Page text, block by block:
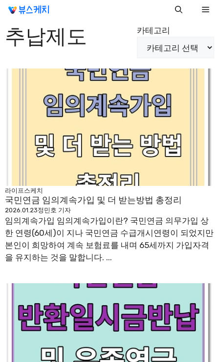
로
너
추납제도 카테고리
라이프스케치
국민연금 임의계속가입 및 더 받는방법 총정리
2026.01.23정민호 기자
임의계속가입 임의계속가입이란? 국민연금 의무가입 상
한 연령(60세)이 지나 국민연금 수급개시연령이 되었지만
본인이 희망하여 계속 보험료를 내며 65세까지 가입자격
을 유지하는 것을 말합니다. ...